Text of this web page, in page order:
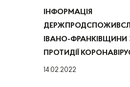
ІНФОРМАЦІЯ
ІВАНО-ФРАНКІВЩИНИ
ПРОТИДІЇ
14.02.2022